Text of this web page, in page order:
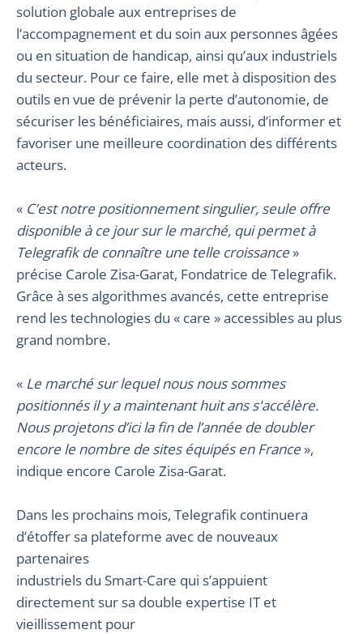
solution globale aux entreprises de
l’accompagnement et du soin aux personnes âgées
ou en situation de handicap, ainsi qu’aux industriels
du secteur. Pour ce faire, elle met à disposition des
outils en vue de prévenir la perte d’autonomie, de
sécuriser les bénéficiaires, mais aussi, d’informer et
favoriser une meilleure coordination des différents
acteurs.
« C’est notre positionnement singulier, seule offre
disponible à ce jour sur le marché, qui permet à
Telegrafik de connaître une telle croissance»
précise Carole Zisa-Garat, Fondatrice de Telegrafik.
Grâce à ses algorithmes avancés, cette entreprise
rend les technologies du « care » accessibles au plus
grand nombre.
« Le marché sur lequel nous nous sommes
positionnés il y a maintenant huit ans s'accélère.
Nous projetons d’ici la fin de l’année de doubler
encore le nombre de sites équipés en France»,
indique encore Carole Zisa-Garat.
Dans les prochains mois, Telegrafik continuera
d’étoffer sa plateforme avec de nouveaux
partenaires
industriels du Smart-Care qui s’appuient
directement sur sa double expertise IT et
vieillissement pour